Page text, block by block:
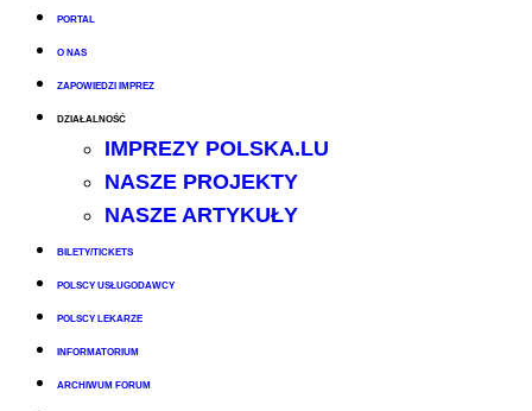
PORTAL
O NAS
ZAPOWIEDZI IMPREZ
DZIAŁALNOŚĆ
IMPREZY POLSKA.LU
NASZE PROJEKTY
NASZE ARTYKUŁY
BILETY/TICKETS
POLSCY USŁUGODAWCY
POLSCY LEKARZE
INFORMATORIUM
ARCHIWUM FORUM